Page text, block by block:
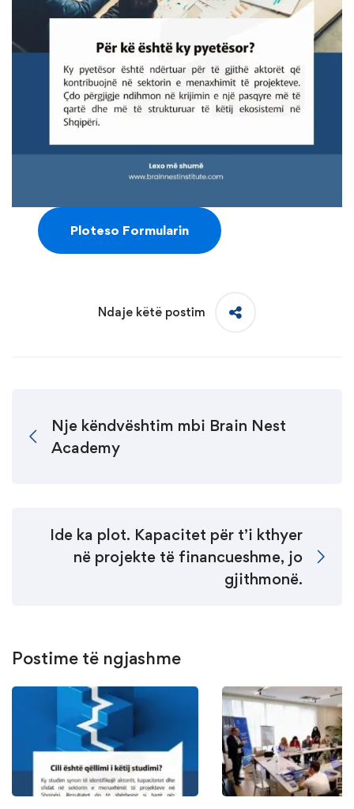
Ploteso Formularin
Ndaje këtë postim
Nje këndvështim mbi Brain Nest
Academy
Ide ka plot. Kapacitet për t’i kthyer
në projekte të financueshme, jo
gjithmonë.
Postime të ngjashme